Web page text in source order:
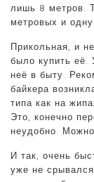
лишь 8 метров.
метровых и
Прикольная, и
было купить её.
неё в быту.
байкера
типа как на
Это, конечно
неудобно.
И так, очень
уже не